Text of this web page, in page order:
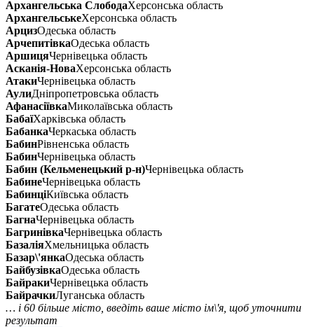
Архангельська СлободаХерсонська область
АрхангельськеХерсонська область
АрцизОдеська область
АрчепитівкаОдеська область
АршицяЧернівецька область
Асканія-НоваХерсонська область
АтакиЧернівецька область
АулиДніпропетровська область
АфанасіївкаМиколаївська область
БабаїХарківська область
БабанкаЧеркаська область
БабинРівненська область
БабинЧернівецька область
Бабин (Кельменецький р-н)Чернівецька область
БабинеЧернівецька область
БабинціКиївська область
БагатеОдеська область
БагнаЧернівецька область
БагринівкаЧернівецька область
БазаліяХмельницька область
Базар\'янкаОдеська область
БайбузівкаОдеська область
БайракиЧернівецька область
БайрачкиЛуганська область
… і 60 більше місто, введіть ваше місто ім\'я, щоб уточнити
результат